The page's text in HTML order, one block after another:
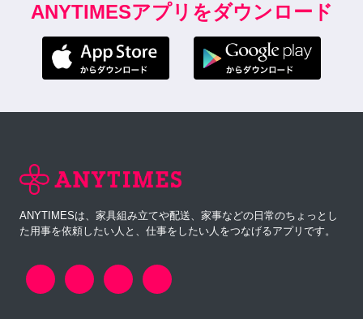
ANYTIMESアプリをダウンロード
ANYTIMESは、家具組み立てや配送、家事などの日常のちょっとし
た用事を依頼したい人と、仕事をしたい人をつなげるアプリです。